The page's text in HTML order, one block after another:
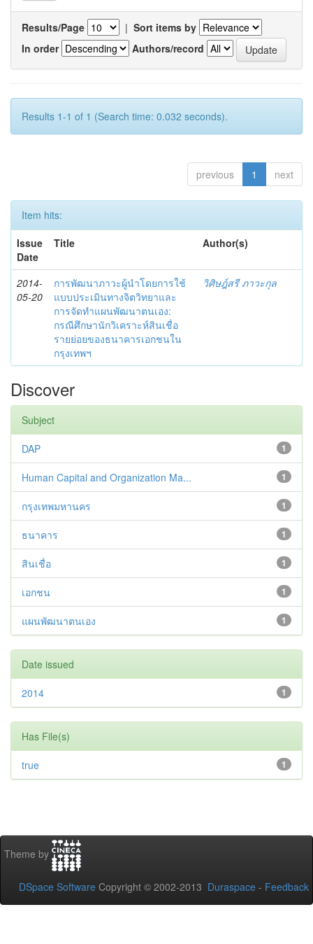
Results/Page | Sort items by
In order
Authors/record
Results 1-1 of 1 (Search time: 0.032 seconds).
previous 1 next
Item hits:
Issue
Date
Title Author(s)
2014-
05-20
การพัฒนาภาวะผู้นำโดยการใช้
แบบประเมินทางจิตวิทยาและ
การจัดทำแผนพัฒนาตนเอง:
กรณีศึกษานักวิเคราะห์สินเชื่อ
รายย่อยของธนาคารเอกชนใน
กรุงเทพฯ
วิศิษฎ์สรี ภาวะกุล
Discover
Subject
1
DAP
1
Human Capital and Organization Ma...
1
กรุงเทพมหานคร
1
ธนาคาร
1
สินเชื่อ
1
เอกชน
1
แผนพัฒนาตนเอง
Date issued
1
2014
Has File(s)
1
true
Theme by
DSpace Software Copyright © 2002-2013 Duraspace - Feedback